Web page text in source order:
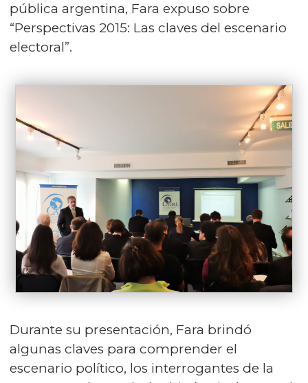
pública argentina, Fara expuso sobre
“Perspectivas 2015: Las claves del escenario
electoral”.
Durante su presentación, Fara brindó
algunas claves para comprender el
escenario político, los interrogantes de la